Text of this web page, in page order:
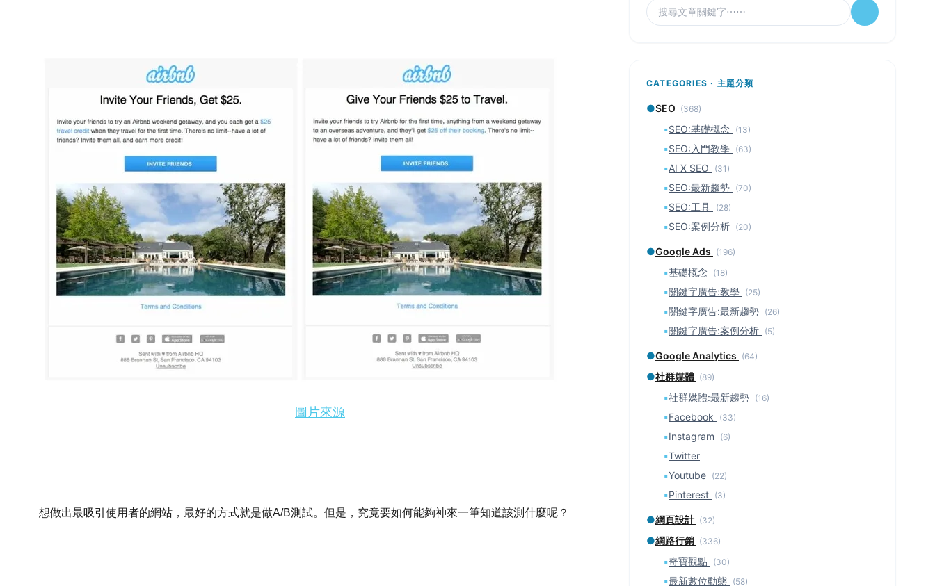
圖片來源
想做出最吸引使用者的網站，最好的方式就是做A/B測試。但是，究竟要如何能夠神來一筆知道該測什麼呢？
CATEGORIES · 主題分類
●SEO (368)
▪SEO:基礎概念 (13)
▪SEO:入門教學 (63)
▪AI X SEO (31)
▪SEO:最新趨勢 (70)
▪SEO:工具 (28)
▪SEO:案例分析 (20)
●Google Ads (196)
▪基礎概念 (18)
▪關鍵字廣告:教學 (25)
▪關鍵字廣告:最新趨勢 (26)
▪關鍵字廣告:案例分析 (5)
●Google Analytics (64)
●社群媒體 (89)
▪社群媒體:最新趨勢 (16)
▪Facebook (33)
▪Instagram (6)
▪Twitter
▪Youtube (22)
▪Pinterest (3)
●網頁設計 (32)
●網路行銷 (336)
▪奇寶觀點 (30)
▪最新數位動態 (58)